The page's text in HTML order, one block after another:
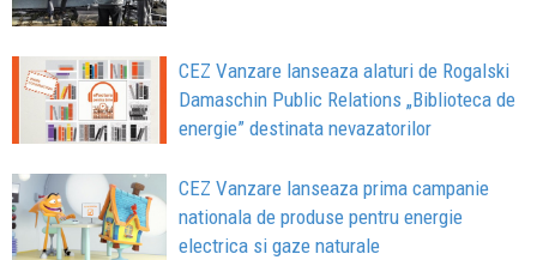
CEZ Vanzare lanseaza alaturi de Rogalski
Damaschin Public Relations „Biblioteca de
energie” destinata nevazatorilor
CEZ Vanzare lanseaza prima campanie
nationala de produse pentru energie
electrica si gaze naturale